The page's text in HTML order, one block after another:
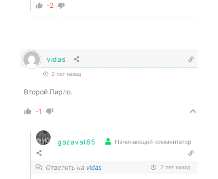
-2
vidas
2 лет назад
Второй Пирло.
-1
gazavat85 Начинающий комментатор
Ответить на vidas 2 лет назад